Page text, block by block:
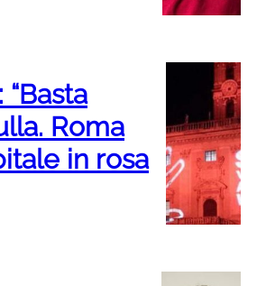
Roma
in rosa